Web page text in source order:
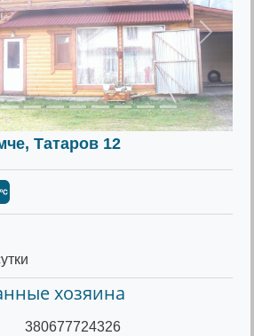
Татаров 12
хозяина
380677724326